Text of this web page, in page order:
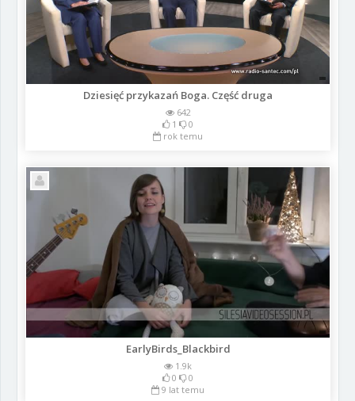
Dziesięć przykazań Boga. Część druga
642
1
0
rok temu
EarlyBirds_Blackbird
1.9k
0
0
9 lat temu